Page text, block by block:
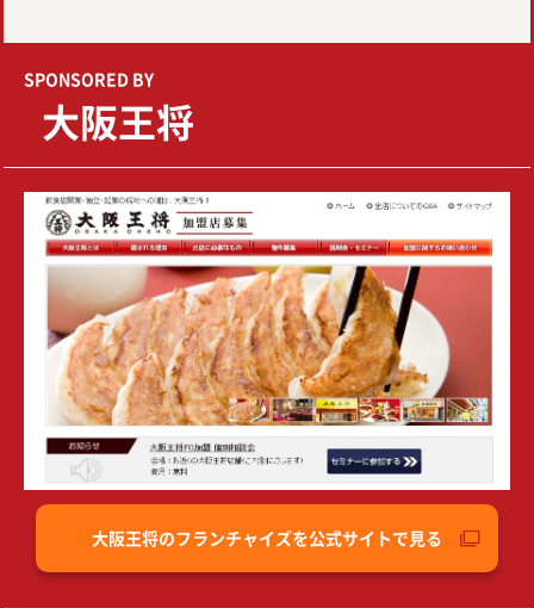
SPONSORED BY
大阪王将
大阪王将のフランチャイズを公式サイトで見る